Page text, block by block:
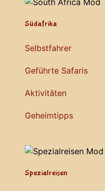
Südafrika
Selbstfahrer
Geführte Safaris
Aktivitäten
Geheimtipps
Spezialreisen